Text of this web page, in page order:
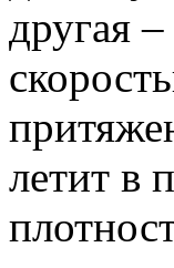
другая
летит в